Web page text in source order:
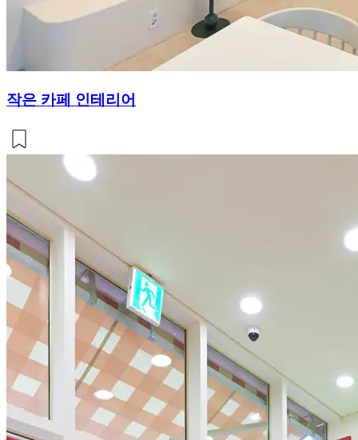
작은 카페 인테리어